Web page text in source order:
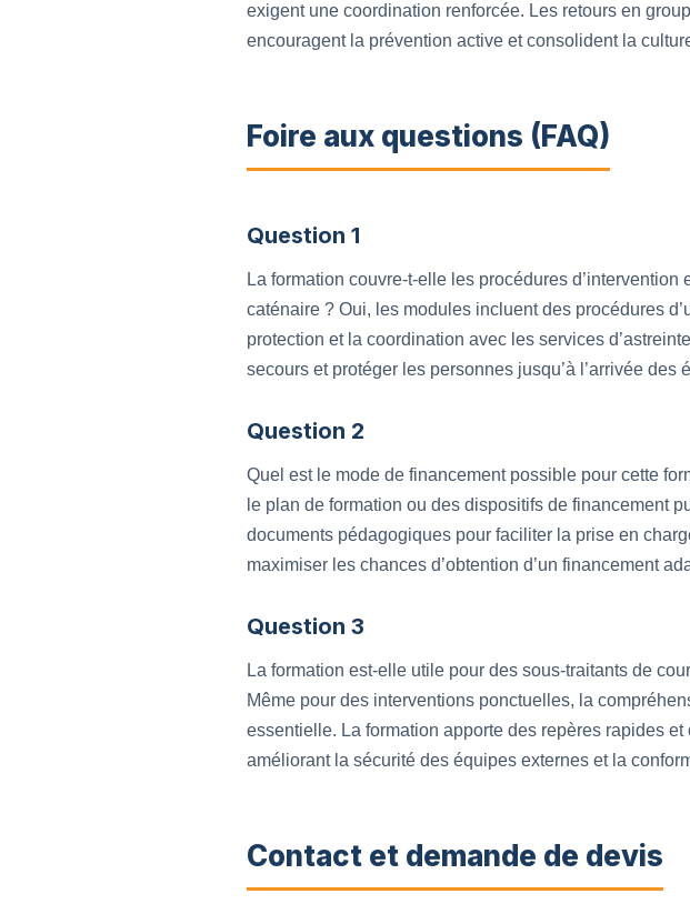
exigent une coordination renforcée. Les retours en
encouragent la prévention active et consolident la
Foire aux questions (FAQ)
Question 1
La formation couvre-t-elle les procédures
caténaire ? Oui, les modules incluent des procédures
protection et la coordination avec les services
secours et protéger les personnes jusqu’à l’arrivée des
Question 2
Quel est le mode de financement possible pour cette
le plan de formation ou des dispositifs de financement
documents pédagogiques pour faciliter la prise en
maximiser les chances d’obtention d’un financement
Question 3
La formation est-elle utile pour des sous-traitants de
Même pour des interventions ponctuelles, la
essentielle. La formation apporte des repères rapides
améliorant la sécurité des équipes externes et la
Contact et demande de devis